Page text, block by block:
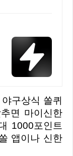
면 마이신한
1000포인트
앱이나 신한